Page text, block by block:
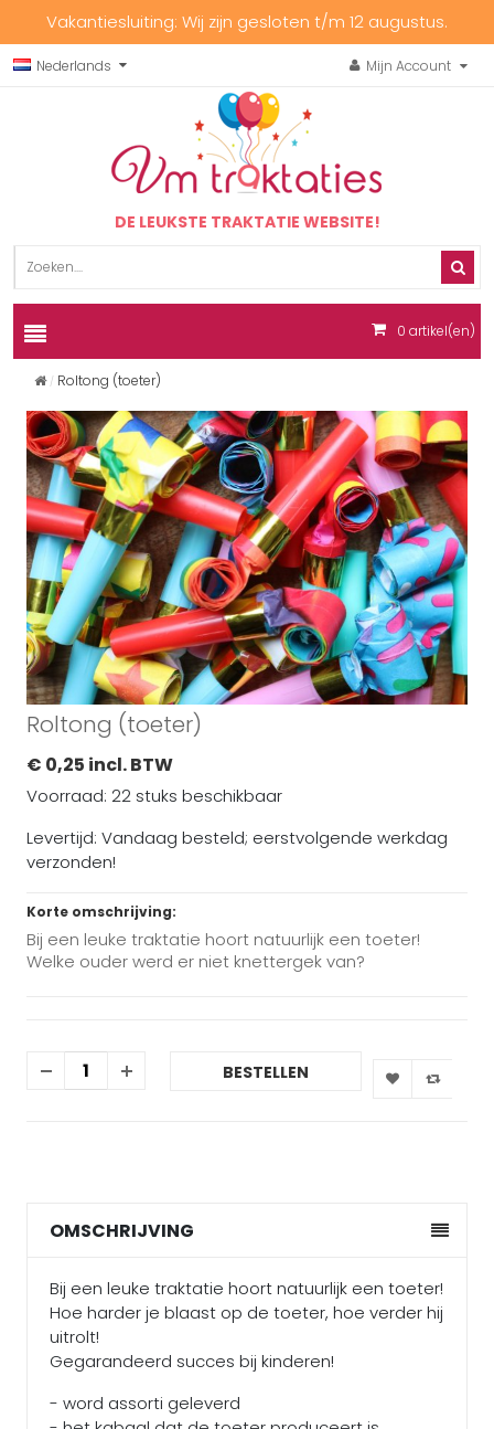
Vakantiesluiting: Wij zijn gesloten t/m 12 augustus.
Nederlands Mijn Account
DE LEUKSTE TRAKTATIE WEBSITE!
0 artikel(en)
Roltong (toeter)
Roltong (toeter)
€ 0,25 incl. BTW
Voorraad: 22 stuks beschikbaar
Levertijd: Vandaag besteld; eerstvolgende werkdag
verzonden!
Korte omschrijving:
Bij een leuke traktatie hoort natuurlijk een toeter!
Welke ouder werd er niet knettergek van?
BESTELLEN
OMSCHRIJVING
Bij een leuke traktatie hoort natuurlijk een toeter!
Hoe harder je blaast op de toeter, hoe verder hij
uitrolt!
Gegarandeerd succes bij kinderen!
- word assorti geleverd